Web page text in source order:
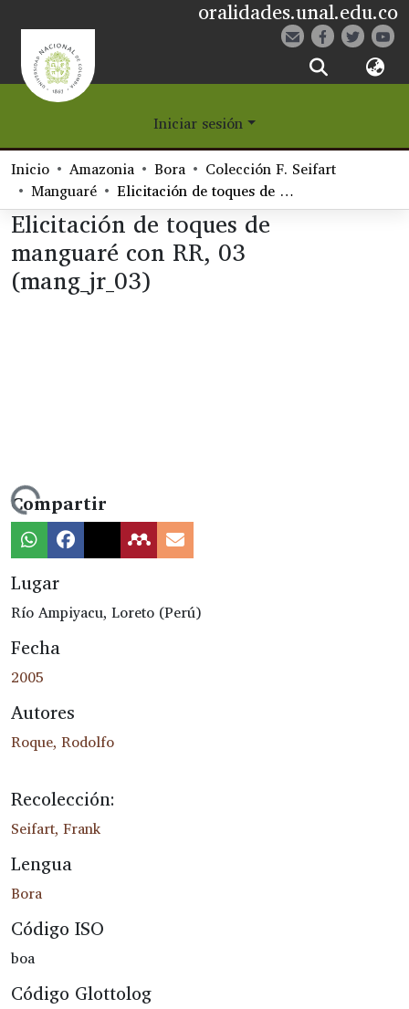
oralidades.unal.edu.co
¿Qué es Eetane?
Comunidades
Navegar
Estadísticas
Iniciar sesión
Inicio
Amazonia Bora
Colección F. Seifart
Manguaré
Elicitación de toques de manguaré con RR, 03 (mang_jr_03)
Elicitación de toques de
manguaré con RR, 03
(mang_jr_03)
Compartir
Lugar
Río Ampiyacu, Loreto (Perú)
Fecha
2005
Autores
Roque, Rodolfo
Recolección:
Seifart, Frank
Lengua
Bora
Código ISO
boa
Código Glottolog